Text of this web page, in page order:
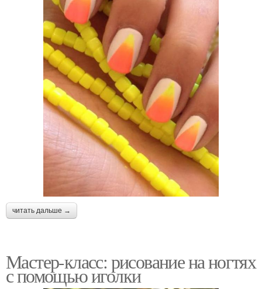
читать дальше →
Мастер-класс: рисование на ногтях
с помощью иголки